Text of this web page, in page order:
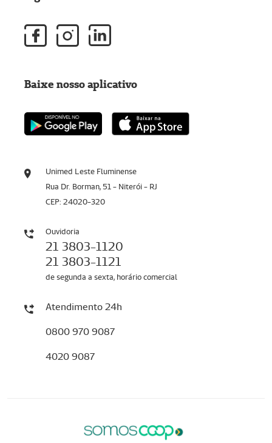
Unimed Leste Fluminense
Rua Dr. Borman, 51 - Niterói - RJ
CEP: 24020-320
Ouvidoria
21 3803-1120
21 3803-1121
de segunda a sexta, horário comercial
Atendimento 24h
0800 970 9087
4020 9087
Baixe nosso aplicativo